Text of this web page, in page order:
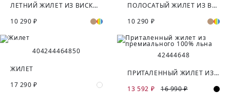
ЛЕТНИЙ ЖИЛЕТ ИЗ ВИСКОЗЫ И ЛЬНА
10 290 ₽
ПОЛОСАТЫЙ ЖИЛЕТ ИЗ ВИСКОЗЫ И ЛЬНА
10 290 ₽
404244464850
ЖИЛЕТ
17 290 ₽
42444648
ПРИТАЛЕННЫЙ ЖИЛЕТ ИЗ ПРЕМИАЛЬНОГО 100% ЛЬНА
13 592 ₽
16 990 ₽